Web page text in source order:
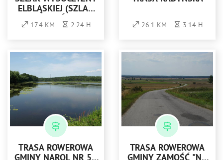
ELBLĄSKIEJ (SZLAK
"DO WÓD")
17.4 KM 2:24 H 26.1 KM 3:14 H
TRASA ROWEROWA
TRASA ROWEROWA